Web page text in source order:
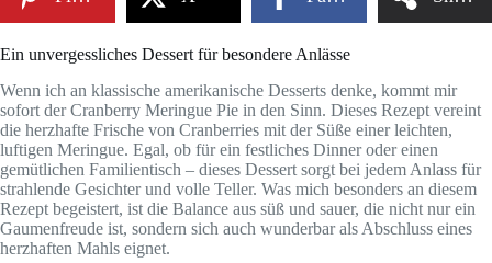
Ein unvergessliches Dessert für besondere Anlässe
Wenn ich an klassische amerikanische Desserts denke, kommt mir
sofort der Cranberry Meringue Pie in den Sinn. Dieses Rezept vereint
die herzhafte Frische von Cranberries mit der Süße einer leichten,
luftigen Meringue. Egal, ob für ein festliches Dinner oder einen
gemütlichen Familientisch – dieses Dessert sorgt bei jedem Anlass für
strahlende Gesichter und volle Teller. Was mich besonders an diesem
Rezept begeistert, ist die Balance aus süß und sauer, die nicht nur ein
Gaumenfreude ist, sondern sich auch wunderbar als Abschluss eines
herzhaften Mahls eignet.